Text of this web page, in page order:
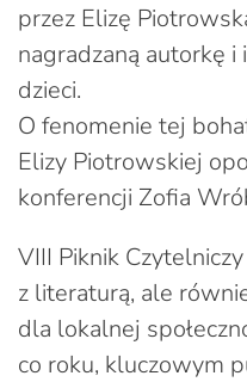
przez Elizę
nagradzaną autorkę
dzieci.
O fenomenie tej
Elizy Piotrowskiej
konferencji Zofia
VIII Piknik
z literaturą, ale
dla lokalnej
co roku, kluczowym